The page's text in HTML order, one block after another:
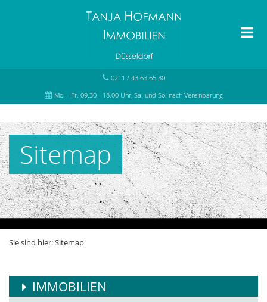
0211 / 43 63 65 30
Mo. - Fr. 09.30 - 18.00 Uhr, Sa. und So. nach Vereinbarung
Sitemap
Sie sind hier:Sitemap
IMMOBILIEN